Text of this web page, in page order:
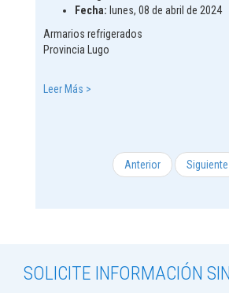
Fecha: lunes, 08 de abril de 2024
Armarios refrigerados
Provincia Lugo
Leer Más >
Anterior Siguiente
SOLICITE INFORMACIÓN SIN